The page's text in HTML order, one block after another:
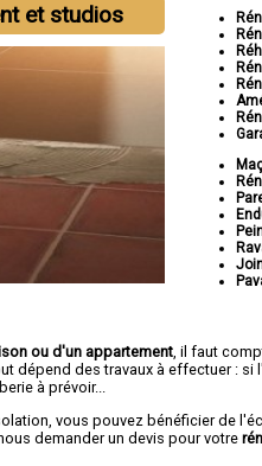
et studios
ou d'un appartement , il faut
dépend des travaux à effectuer : si
à prévoir...
vous pouvez bénéficier de
demander un devis pour votre